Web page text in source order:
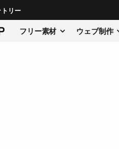
リー
フリー素材 ウェブ制作